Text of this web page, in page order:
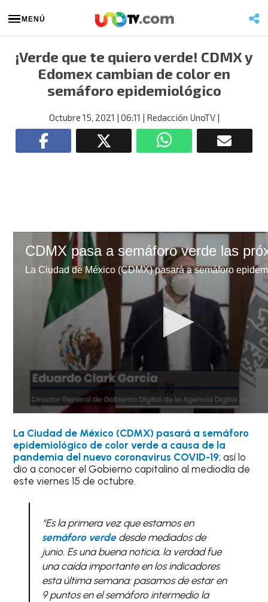
MENÚ
¡Verde que te quiero verde! CDMX y
Edomex cambian de color en
semáforo epidemiológico
Octubre 15, 2021 | 06:11 | Redacción UnoTV|
La Ciudad de México (CDMX) pasará a semáforo
epidemiológico de color verde a causa de la
pandemia del nuevo coronavirus COVID-19; así lo
dio a conocer el Gobierno capitalino al mediodía de
este viernes 15 de octubre.
“Es la primera vez que estamos en
semáforo verdedesde mediados de
junio. Es una buena noticia, la verdad fue
una caída importante en los indicadores
esta última semana: pasamos de estar en
9 puntos en el semáforo intermedio la